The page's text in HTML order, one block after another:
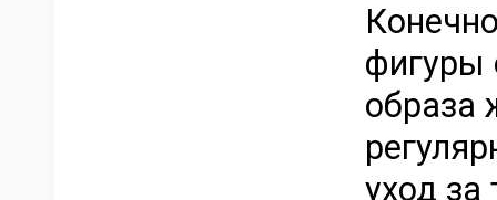
фигуры
образа
уход